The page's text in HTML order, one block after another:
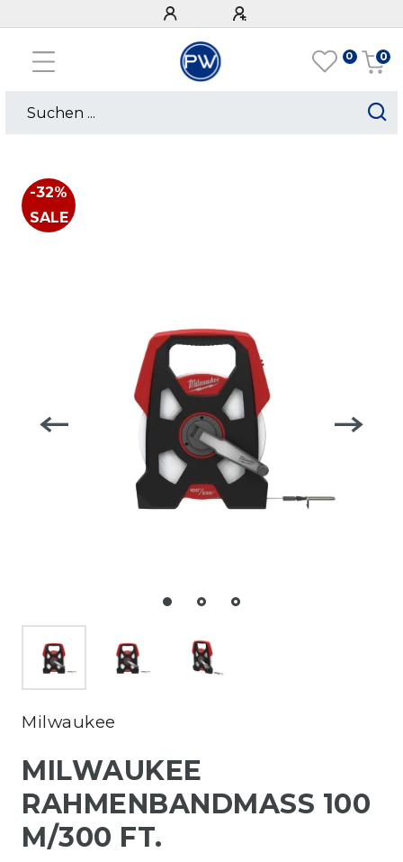
0 0
-32%
SALE
Milwaukee
MILWAUKEE
RAHMENBANDMASS 100 M
/300 FT.